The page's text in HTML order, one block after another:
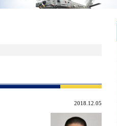
2018.12.05